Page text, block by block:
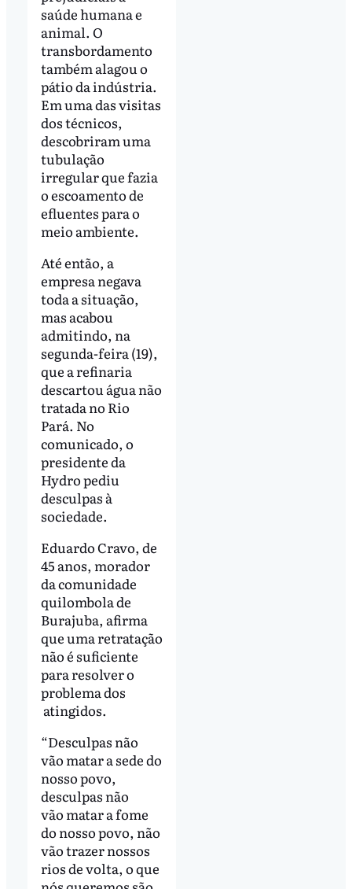
saúde humana e
animal. O
transbordamento
também alagou o
pátio da indústria.
Em uma das visitas
dos técnicos,
descobriram uma
tubulação
irregular que fazia
o escoamento de
efluentes para o
meio ambiente.
Até então, a
empresa negava
toda a situação,
mas acabou
admitindo, na
segunda-feira (19),
que a refinaria
descartou água não
tratada no Rio
Pará. No
comunicado, o
presidente da
Hydro pediu
desculpas à
sociedade.
Eduardo Cravo, de
45 anos, morador
da comunidade
quilombola de
Burajuba, afirma
que uma retratação
não é suficiente
para resolver o
problema dos
atingidos.
“Desculpas não
vão matar a sede do
nosso povo,
desculpas não
vão matar a fome
do nosso povo, não
vão trazer nossos
rios de volta, o que